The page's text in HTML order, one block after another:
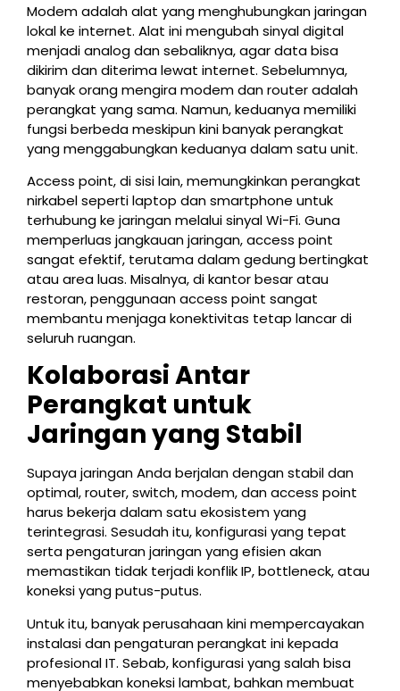
Modem adalah alat yang menghubungkan jaringan
lokal ke internet. Alat ini mengubah sinyal digital
menjadi analog dan sebaliknya, agar data bisa
dikirim dan diterima lewat internet. Sebelumnya,
banyak orang mengira modem dan router adalah
perangkat yang sama. Namun, keduanya memiliki
fungsi berbeda meskipun kini banyak perangkat
yang menggabungkan keduanya dalam satu unit.
Access point, di sisi lain, memungkinkan perangkat
nirkabel seperti laptop dan smartphone untuk
terhubung ke jaringan melalui sinyal Wi-Fi. Guna
memperluas jangkauan jaringan, access point
sangat efektif, terutama dalam gedung bertingkat
atau area luas. Misalnya, di kantor besar atau
restoran, penggunaan access point sangat
membantu menjaga konektivitas tetap lancar di
seluruh ruangan.
Kolaborasi Antar
Perangkat untuk
Jaringan yang Stabil
Supaya jaringan Anda berjalan dengan stabil dan
optimal, router, switch, modem, dan access point
harus bekerja dalam satu ekosistem yang
terintegrasi. Sesudah itu, konfigurasi yang tepat
serta pengaturan jaringan yang efisien akan
memastikan tidak terjadi konflik IP, bottleneck, atau
koneksi yang putus-putus.
Untuk itu, banyak perusahaan kini mempercayakan
instalasi dan pengaturan perangkat ini kepada
profesional IT. Sebab, konfigurasi yang salah bisa
menyebabkan koneksi lambat, bahkan membuat